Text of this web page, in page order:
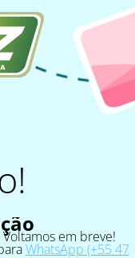
em breve!
WhatsApp (+55 47